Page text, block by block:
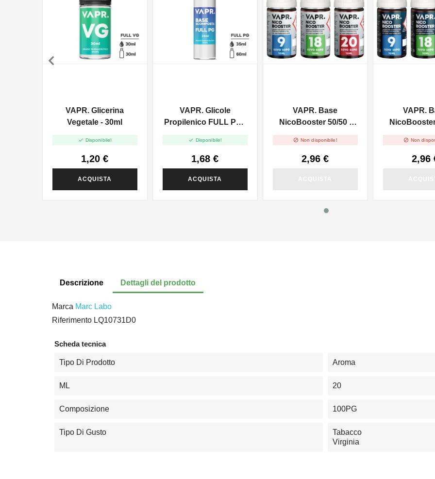
VAPR. Glicerina
Vegetale - 30ml
 Disponibile!
1,20 €
ACQUISTA
VAPR. Glicole
Propilenico FULL PG -
 Disponibile!
1,68 €
ACQUISTA
VAPR. Base
NicoBooster 50/50 -
 Non disponibile!
2,96 €
VAPR.
 Non
2,96

Descrizione Dettagli del prodotto
Marca Marc Labo
Riferimento LQ10731D0
Scheda tecnica
Tipo Di Prodotto Aroma
ML 20
Composizione 100PG
Tipo Di Gusto
Tabacco
Virginia